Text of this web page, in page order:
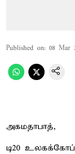
Published on: 08 Mar
அகமதாபாத்,
டி20